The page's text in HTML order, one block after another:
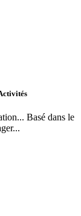
Basé dans le